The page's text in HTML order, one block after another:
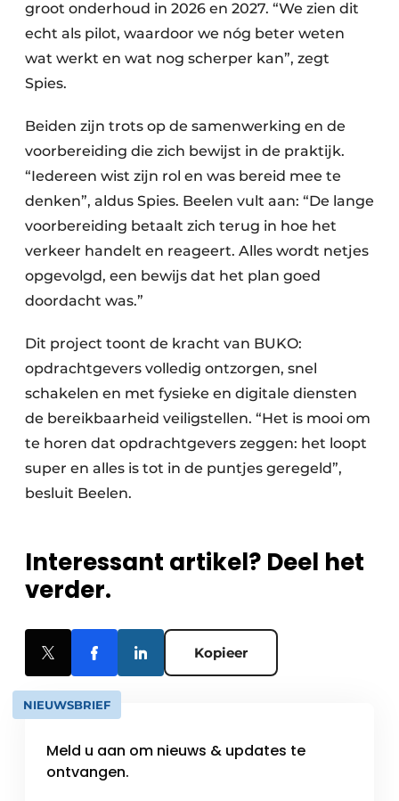
groot onderhoud in 2026 en 2027. “We zien dit
echt als pilot, waardoor we nóg beter weten
wat werkt en wat nog scherper kan”, zegt
Spies.
Beiden zijn trots op de samenwerking en de
voorbereiding die zich bewijst in de praktijk.
“Iedereen wist zijn rol en was bereid mee te
denken”, aldus Spies. Beelen vult aan: “De lange
voorbereiding betaalt zich terug in hoe het
verkeer handelt en reageert. Alles wordt netjes
opgevolgd, een bewijs dat het plan goed
doordacht was.”
Dit project toont de kracht van BUKO:
opdrachtgevers volledig ontzorgen, snel
schakelen en met fysieke en digitale diensten
de bereikbaarheid veiligstellen. “Het is mooi om
te horen dat opdrachtgevers zeggen: het loopt
super en alles is tot in de puntjes geregeld”,
besluit Beelen.
Interessant artikel? Deel het
verder.
Kopieer
NIEUWSBRIEF
Meld u aan om nieuws & updates te
ontvangen.